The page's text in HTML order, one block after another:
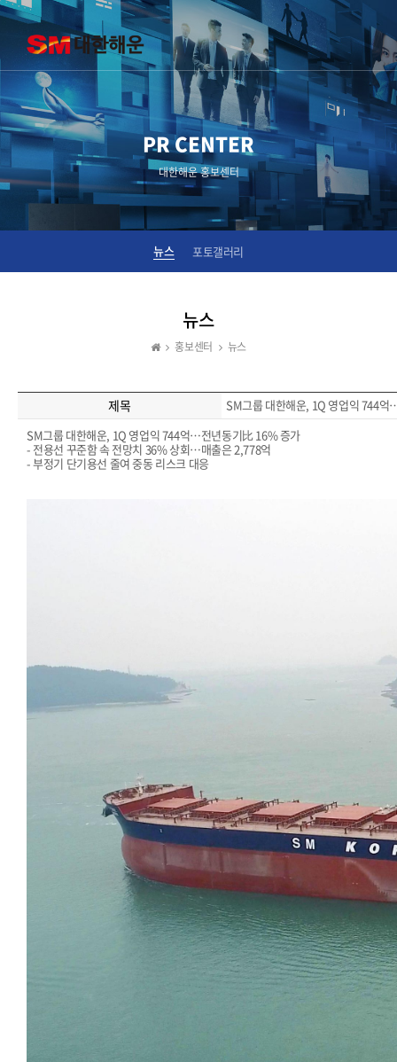
PR CENTER
대한해운 홍보센터
뉴스 포토갤러리
뉴스
홍보센터 뉴스
제목
SM그룹 대한해운, 1Q 영업익 744
SM그룹 대한해운, 1Q 영업익 744억…전년동기比 16% 증가
- 전용선 꾸준함 속 전망치 36% 상회…매출은 2,778억
- 부정기 단기용선 줄여 중동 리스크 대응